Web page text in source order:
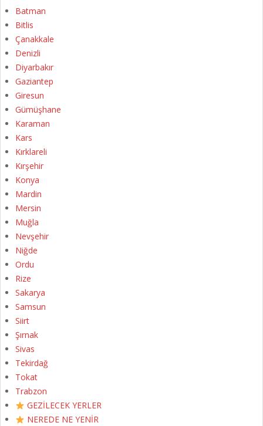
Batman
Bitlis
Çanakkale
Denizli
Diyarbakır
Gaziantep
Giresun
Gümüşhane
Karaman
Kars
Kırklareli
Kırşehir
Konya
Mardin
Mersin
Muğla
Nevşehir
Niğde
Ordu
Rize
Sakarya
Samsun
Siirt
Şırnak
Sivas
Tekirdağ
Tokat
Trabzon
GEZİLECEK YERLER
NEREDE NE YENİR